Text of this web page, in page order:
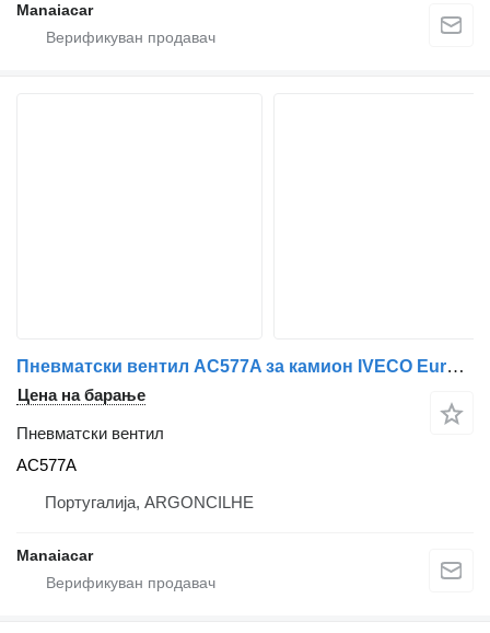
Manaiacar
Пневматски вентил AC577A за камион IVECO EuroCargo
Цена на барање
Пневматски вентил
AC577A
Португалија, ARGONCILHE
Manaiacar